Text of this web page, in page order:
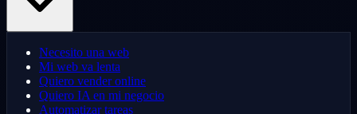
Necesito una web
Mi web va lenta
Quiero vender online
Quiero IA en mi negocio
Automatizar tareas